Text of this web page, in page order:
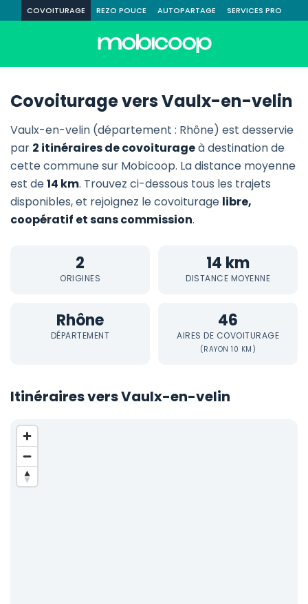
COVOITURAGE REZO POUCE AUTOPARTAGE SERVICES PRO
Covoiturage vers Vaulx-en-velin
Vaulx-en-velin (département : Rhône) est desservie
par 2 itinéraires de covoiturageà destination de
cette commune sur Mobicoop. La distance moyenne
est de14 km. Trouvez ci-dessous tous les trajets
disponibles, et rejoignez le covoiturage libre,
coopératif et sans commission.
2
ORIGINES
14 km
DISTANCE MOYENNE
Rhône
DÉPARTEMENT
46
AIRES DE COVOITURAGE
(RAYON 10 KM)
Itinéraires vers Vaulx-en-velin